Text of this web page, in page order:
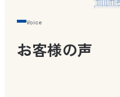
お客様の声